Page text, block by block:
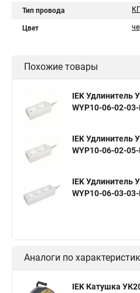
Тип провода КГ
Цвет
Похожие товары
IEK Удлинитель
WYP10-06-02-03-
IEK Удлинитель
WYP10-06-02-05-
IEK Удлинитель
WYP10-06-03-03-
Аналоги по
IEK Катушка